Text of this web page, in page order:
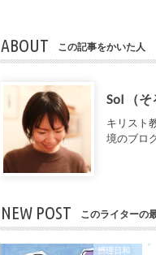
ABOUT この記事をかいた人
Sol （そ
キリスト
境のブロ
NEW POST このライターの
摂理日和